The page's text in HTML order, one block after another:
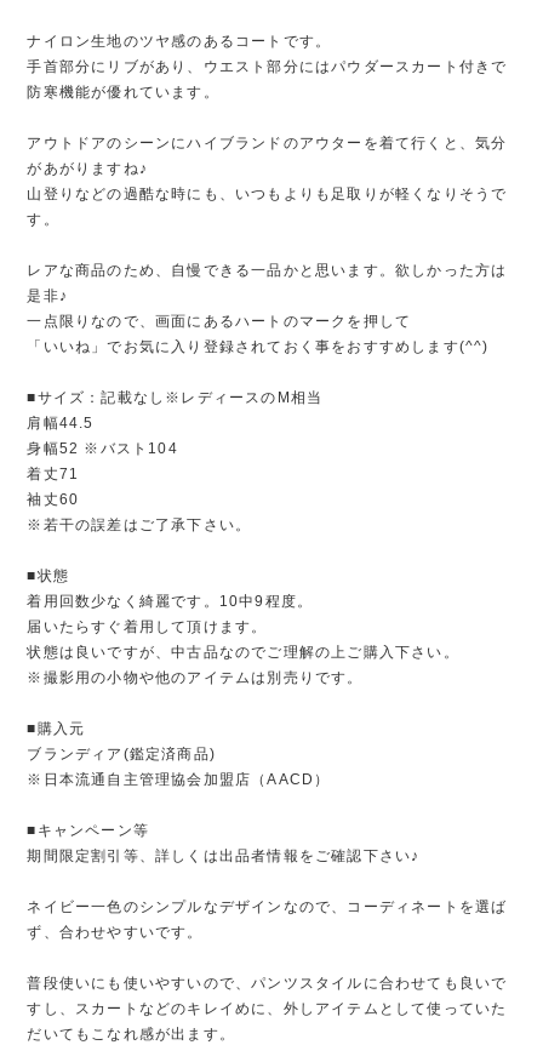
ナイロン生地のツヤ感のあるコートです。
手首部分にリブがあり、ウエスト部分にはパウダースカート付きで
防寒機能が優れています。
アウトドアのシーンにハイブランドのアウターを着て行くと、気分
があがりますね♪
山登りなどの過酷な時にも、いつもよりも足取りが軽くなりそうで
す。
レアな商品のため、自慢できる一品かと思います。欲しかった方は
是非♪
一点限りなので、画面にあるハートのマークを押して
「いいね」でお気に入り登録されておく事をおすすめします(^^)
■サイズ：記載なし※レディースのM相当
肩幅44.5
身幅52 ※バスト104
着丈71
袖丈60
※若干の誤差はご了承下さい。
■状態
着用回数少なく綺麗です。10中9程度。
届いたらすぐ着用して頂けます。
状態は良いですが、中古品なのでご理解の上ご購入下さい。
※撮影用の小物や他のアイテムは別売りです。
■購入元
ブランディア(鑑定済商品)
※日本流通自主管理協会加盟店（AACD）
■キャンペーン等
期間限定割引等、詳しくは出品者情報をご確認下さい♪
ネイビー一色のシンプルなデザインなので、コーディネートを選ば
ず、合わせやすいです。
普段使いにも使いやすいので、パンツスタイルに合わせても良いで
すし、スカートなどのキレイめに、外しアイテムとして使っていた
だいてもこなれ感が出ます。